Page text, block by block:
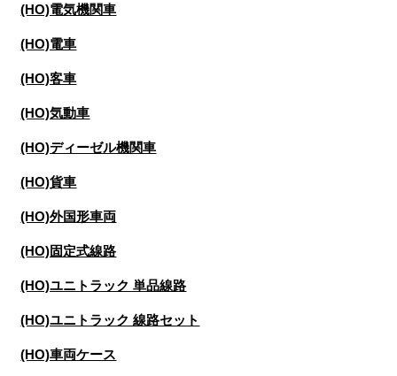
(HO)電気機関車
(HO)電車
(HO)客車
(HO)気動車
(HO)ディーゼル機関車
(HO)貨車
(HO)外国形車両
(HO)固定式線路
(HO)ユニトラック 単品線路
(HO)ユニトラック 線路セット
(HO)車両ケース